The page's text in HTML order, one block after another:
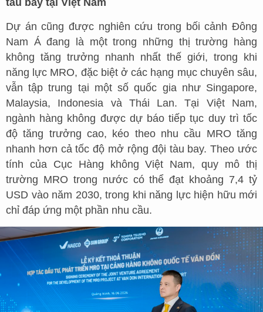
tàu bay tại Việt Nam
Dự án cũng được nghiên cứu trong bối cảnh Đông
Nam Á đang là một trong những thị trường hàng
không tăng trưởng nhanh nhất thế giới, trong khi
năng lực MRO, đặc biệt ở các hạng mục chuyên sâu,
vẫn tập trung tại một số quốc gia như Singapore,
Malaysia, Indonesia và Thái Lan. Tại Việt Nam,
ngành hàng không được dự báo tiếp tục duy trì tốc
độ tăng trưởng cao, kéo theo nhu cầu MRO tăng
nhanh hơn cả tốc độ mở rộng đội tàu bay. Theo ước
tính của Cục Hàng không Việt Nam, quy mô thị
trường MRO trong nước có thể đạt khoảng 7,4 tỷ
USD vào năm 2030, trong khi năng lực hiện hữu mới
chỉ đáp ứng một phần nhu cầu.